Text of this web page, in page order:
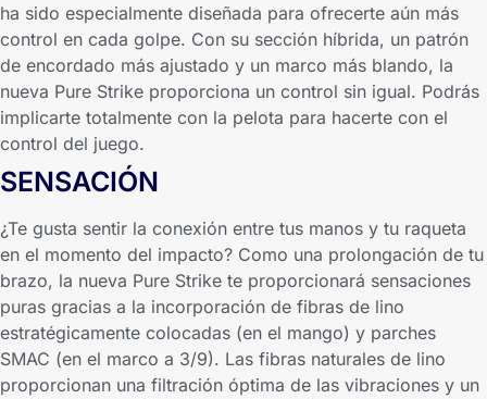
ha sido especialmente diseñada para ofrecerte aún más
control en cada golpe. Con su sección híbrida, un patrón
de encordado más ajustado y un marco más blando, la
nueva Pure Strike proporciona un control sin igual. Podrás
implicarte totalmente con la pelota para hacerte con el
control del juego.
SENSACIÓN
¿Te gusta sentir la conexión entre tus manos y tu raqueta
en el momento del impacto? Como una prolongación de tu
brazo, la nueva Pure Strike te proporcionará sensaciones
puras gracias a la incorporación de fibras de lino
estratégicamente colocadas (en el mango) y parches
SMAC (en el marco a 3/9). Las fibras naturales de lino
proporcionan una filtración óptima de las vibraciones y un